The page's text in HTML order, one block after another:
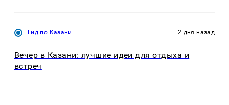
Гид по Казани 2 дня назад
Вечер в Казани: лучшие идеи для отдыха и
встреч